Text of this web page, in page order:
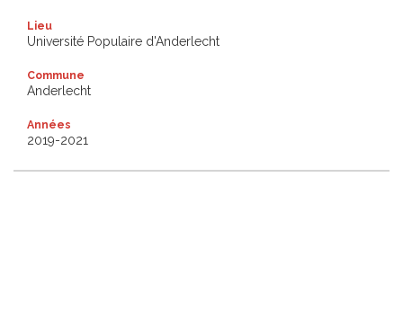
Lieu
Université Populaire d'Anderlecht
Commune
Anderlecht
Années
2019-2021